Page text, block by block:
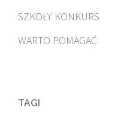
SZKOŁY KONKURS
WARTO POMAGAĆ
TAGI